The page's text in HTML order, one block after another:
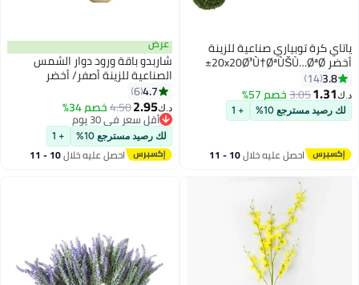
ياتاي كرة توبياري صناعية للزينة
أخضر 20x20Ø³Ù†ØªÙŠÙ…ØªØ±
3.8
14
د.ك‏1.31
3.05خصم 57%
لك رصيد مسترجع 10% + 1
احصل عليه خلال 10 - 11
عرض
شاربدو باقة ورود دوار الشمس
الصناعية للزينة أصفر/ أخضر
20Ø³Ù†ØªÙŠÙ…ØªØ±
4.7
6
د.ك‏2.95
4.50خصم 34%
أقل سعر في 30 يوم
أقل سعر في 30 يوم
لك رصيد مسترجع 10% + 1
احصل عليه خلال 10 - 11